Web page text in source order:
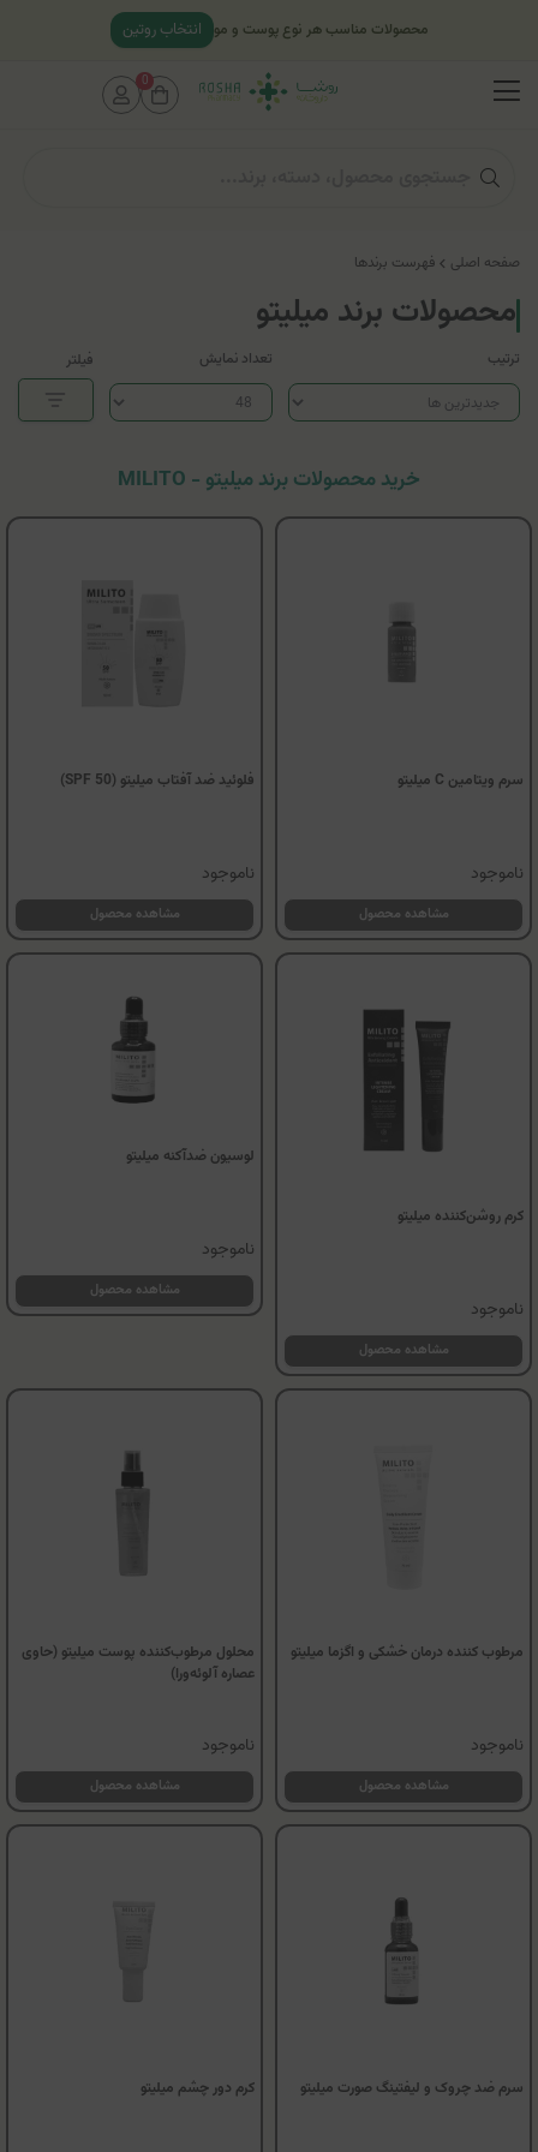
صفحه اصلی فهرست برندها
محصولات برند میلیتو
ترتیب تعداد نمایش فیلتر
خرید محصولات برند میلیتو - MILITO
سرم ویتامین C میلیتو
ناموجود
مشاهده محصول
فلوئید ضد آفتاب میلیتو (SPF 50)
ناموجود
مشاهده محصول
کرم روشن‌کننده میلیتو
ناموجود
مشاهده محصول
لوسیون ضدآکنه میلیتو
ناموجود
مشاهده محصول
مرطوب کننده درمان خشکی و اگزما میلیتو
ناموجود
مشاهده محصول
محلول مرطوب‌کننده پوست میلیتو (حاوی
عصاره آلوئه‌ورا)
ناموجود
مشاهده محصول
سرم ضد چروک و لیفتینگ صورت میلیتو کرم دور چشم میلیتو
محصولات مناسب هر نوع پوست و مو انتخاب روتین
0